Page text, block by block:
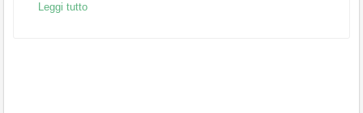
Leggi tutto